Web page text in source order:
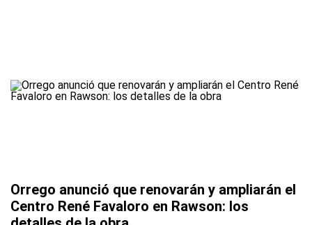
Orrego anunció que renovarán y ampliarán el
Centro René Favaloro en Rawson: los